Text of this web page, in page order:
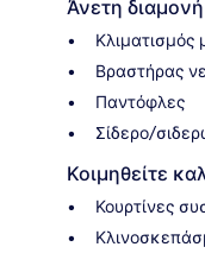
Άνετη διαμονή
Κλιματισμός
Βραστήρας
Παντόφλες
Σίδερο/
Κοιμηθείτε
Κουρτίνες